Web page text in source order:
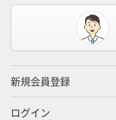
新規会員登録
ログイン